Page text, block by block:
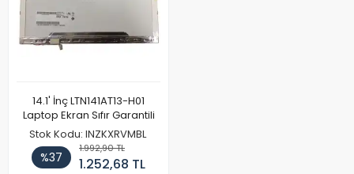
14.1' İnç LTN141AT13-H01
Laptop Ekran Sıfır Garantili
Stok Kodu: INZKXRVMBL
%37
1.992,90 TL
1.252,68 TL